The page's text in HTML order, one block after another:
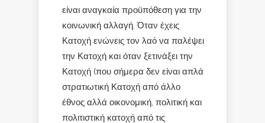
είναι αναγκαία προϋπόθεση για την
κοινωνική αλλαγή. Όταν έχεις
Κατοχή ενώνεις τον λαό να παλέψει
την Κατοχή και όταν ξετινάξει την
Κατοχή (που σήμερα δεν είναι απλά
στρατιωτική Κατοχή από άλλο
έθνος αλλά οικονομική, πολιτική και
πολιτιστική κατοχή από τις